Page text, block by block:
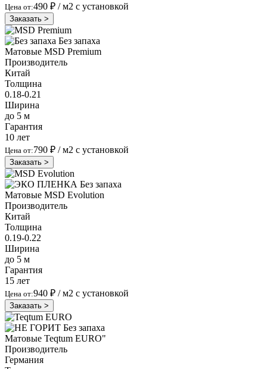
Цена от:490 ₽ / м2 с установкой
Заказать >
Без запаха
Матовые MSD Premium
Производитель
Китай
Толщина
0.18-0.21
Ширина
до 5 м
Гарантия
10 лет
Цена от:790 ₽ / м2 с установкой
Заказать >
Без запаха
Матовые MSD Evolution
Производитель
Китай
Толщина
0.19-0.22
Ширина
до 5 м
Гарантия
15 лет
Цена от:940 ₽ / м2 с установкой
Заказать >
Без запаха
Матовые Teqtum EURO"
Производитель
Германия